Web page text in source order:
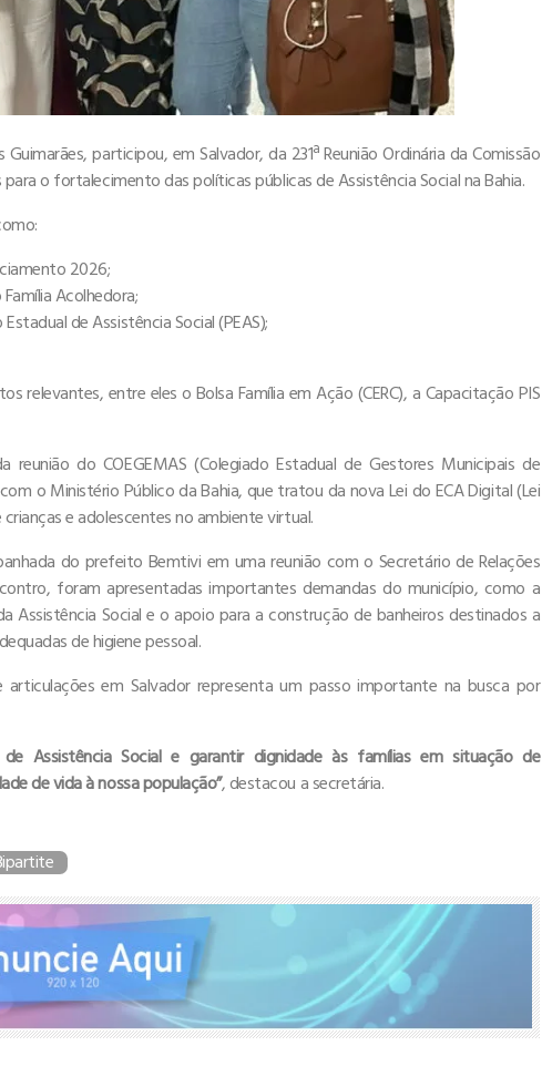
participou, em Salvador, da 231ª Reunião Ordinária da Comissão
o fortalecimento das políticas públicas de Assistência Social na Bahia.
2026;
Acolhedora;
de Assistência Social (PEAS);
entre eles o Bolsa Família em Ação (CERC), a Capacitação PIS
do COEGEMAS (Colegiado Estadual de Gestores Municipais de
o Ministério Público da Bahia, que tratou da nova Lei do ECA Digital (Lei
e adolescentes no ambiente virtual.
do prefeito Bemtivi em uma reunião com o Secretário de Relações
foram apresentadas importantes demandas do município, como a
Social e o apoio para a construção de banheiros destinados a
de higiene pessoal.
articulações em Salvador representa um passo importante na busca por
Assistência Social e garantir dignidade às famílias em situação de
de vida à nossa população”, destacou a secretária.